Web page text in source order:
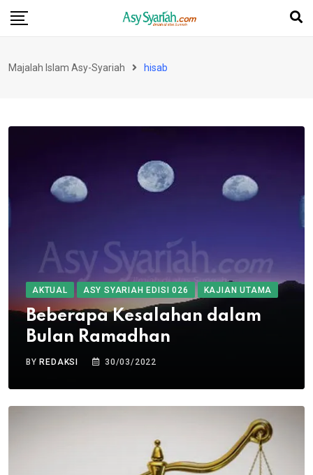
Skip
Majalah Islam Asy-Syariah hisab
AKTUAL ASY SYARIAH EDISI 026 KAJIAN UTAMA
Beberapa Kesalahan dalam
Bulan Ramadhan
BYREDAKSI 30/03/2022